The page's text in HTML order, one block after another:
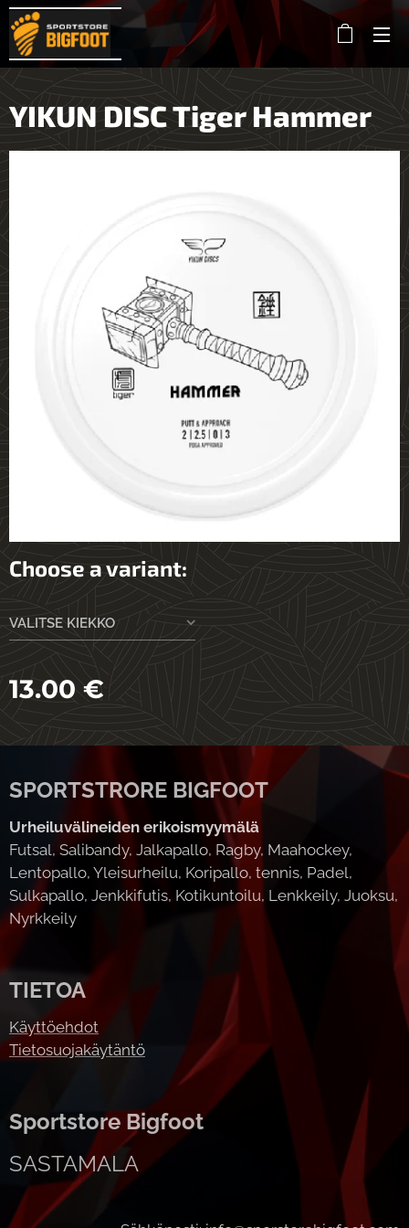
YIKUN DISC Tiger Hammer
Choose a variant:
VALITSE KIEKKO
13.00 €
SPORTSTRORE BIGFOOT
Urheiluvälineiden erikoismyymälä
Futsal, Salibandy, Jalkapallo, Ragby, Maahockey,
Lentopallo, Yleisurheilu, Koripallo, tennis, Padel,
Sulkapallo, Jenkkifutis, Kotikuntoilu, Lenkkeily, Juoksu,
Nyrkkeily
TIETOA
Käyttöehdot
Tietosuojakäytäntö
Sportstore Bigfoot
SASTAMALA